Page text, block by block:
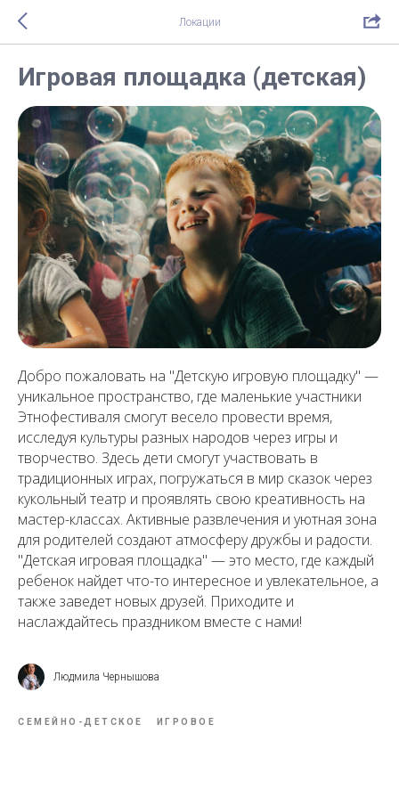
Локации
Игровая площадка (детская)
Добро пожаловать на "Детскую игровую площадку" —
уникальное пространство, где маленькие участники
Этнофестиваля смогут весело провести время,
исследуя культуры разных народов через игры и
творчество. Здесь дети смогут участвовать в
традиционных играх, погружаться в мир сказок через
кукольный театр и проявлять свою креативность на
мастер-классах. Активные развлечения и уютная зона
для родителей создают атмосферу дружбы и радости.
"Детская игровая площадка" — это место, где каждый
ребенок найдет что-то интересное и увлекательное, а
также заведет новых друзей. Приходите и
наслаждайтесь праздником вместе с нами!
Людмила Чернышова
СЕМЕЙНО-ДЕТСКОЕ ИГРОВОЕ